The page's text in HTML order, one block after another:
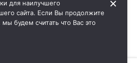
для наилучшего
сайта. Если Вы продолжите
мы будем считать что Вас это